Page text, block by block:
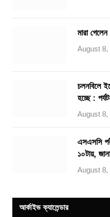
মারা
August 8,
চলনবিলে
হচ্ছে :
August 8,
এসএসসি
১০টায়,
August 8,
আর্কাইভ ক্যালেন্ডার